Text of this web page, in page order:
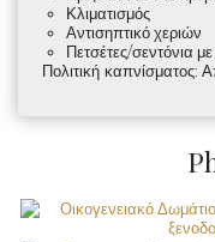
Κλιματισμός
Αντισηπτικό χεριών
Πετσέτες/σεντόνια
Πολιτική καπνίσματος: